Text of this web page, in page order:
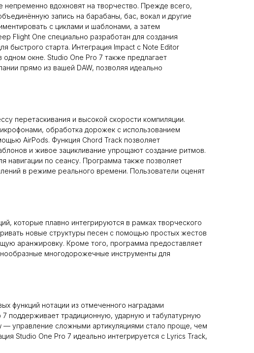
вдохновят на творчество. Прежде всего,
запись на барабаны, бас, вокал и другие
с циклами и шаблонами, а затем
Flight One специально разработан для создания
быстрого старта. Интеграция Impact с Note Editor
окне. Studio One Pro 7 также предлагает
прямо из вашей DAW, позволяя идеально
перетаскивания и высокой скорости компиляции.
обработка дорожек с использованием
AirPods. Функция Chord Track позволяет
и живое зацикливание упрощают создание ритмов.
навигации по сеансу. Программа также позволяет
в режиме реального времени. Пользователи оценят
которые плавно интегрируются в рамках творческого
новые структуры песен с помощью простых жестов
аранжировку. Кроме того, программа предоставляет
многодорожечные инструменты для
функций нотации из отмеченного наградами
поддерживает традиционную, ударную и табулатурную
— управление сложными артикуляциями стало проще, чем
Studio One Pro 7 идеально интегрируется с Lyrics Track,